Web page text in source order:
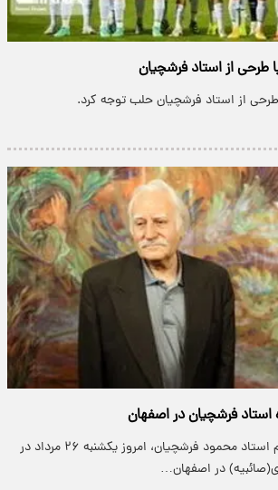
طرحی از استاد فرشچیان
از استاد فرشچیان حلب توجه کرد.
استاد فرشچیان در اصفهان
آماده‌سازی آرامگاه مرحوم استاد محمود فرشچیان، امروز یکشنبه ۲۶ مرداد در
در اصفهان…